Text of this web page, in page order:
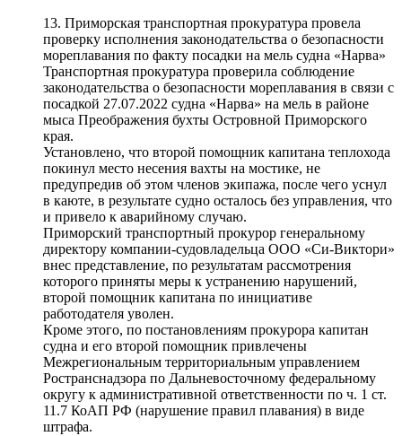
13. Приморская транспортная прокуратура провела
проверку исполнения законодательства о безопасности
мореплавания по факту посадки на мель судна «Нарва»
Транспортная прокуратура проверила соблюдение
законодательства о безопасности мореплавания в связи с
посадкой 27.07.2022 судна «Нарва» на мель в районе
мыса Преображения бухты Островной Приморского
края.
Установлено, что второй помощник капитана теплохода
покинул место несения вахты на мостике, не
предупредив об этом членов экипажа, после чего уснул
в каюте, в результате судно осталось без управления, что
и привело к аварийному случаю.
Приморский транспортный прокурор генеральному
директору компании-судовладельца ООО «Си-Виктори»
внес представление, по результатам рассмотрения
которого приняты меры к устранению нарушений,
второй помощник капитана по инициативе
работодателя уволен.
Кроме этого, по постановлениям прокурора капитан
судна и его второй помощник привлечены
Межрегиональным территориальным управлением
Ространснадзора по Дальневосточному федеральному
округу к административной ответственности по ч. 1 ст.
11.7 КоАП РФ (нарушение правил плавания) в виде
штрафа.